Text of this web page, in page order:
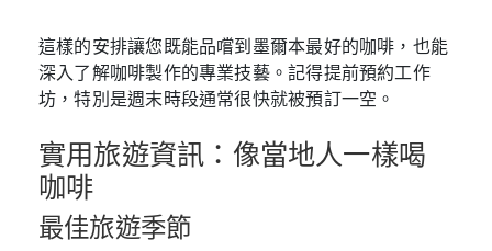
這樣的安排讓您既能品嚐到墨爾本最好的咖啡，也能
深入了解咖啡製作的專業技藝。記得提前預約工作
坊，特別是週末時段通常很快就被預訂一空。
實用旅遊資訊：像當地人一樣喝
咖啡
最佳旅遊季節